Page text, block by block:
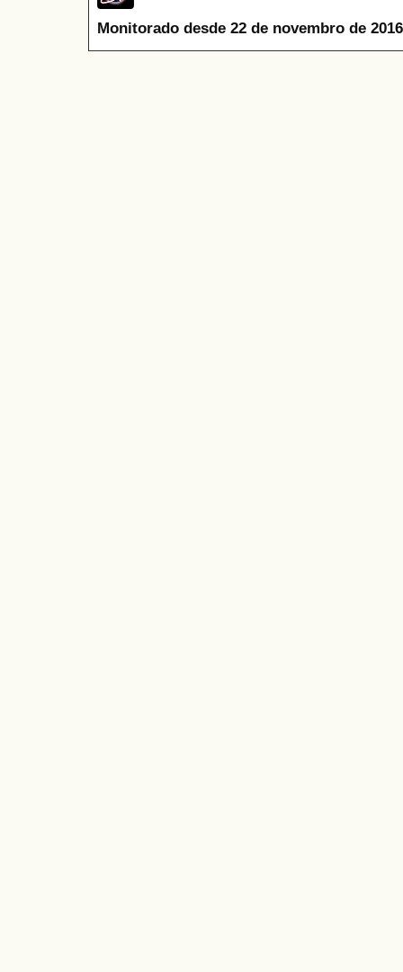
Monitorado desde 22 de novembro de